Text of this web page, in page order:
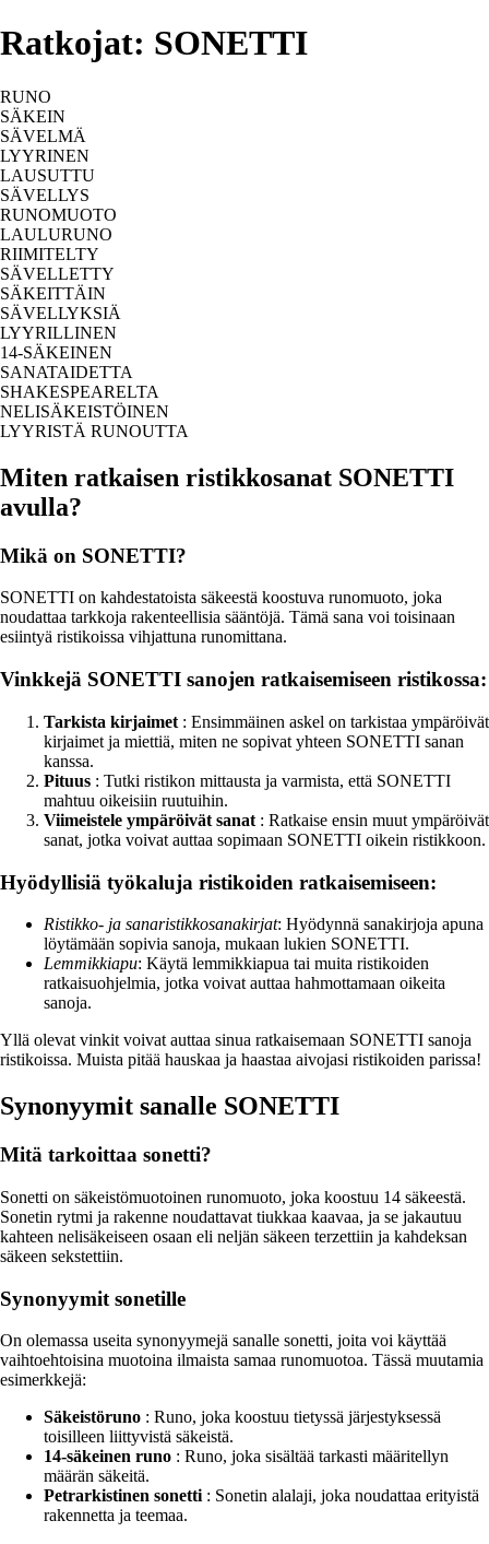
Ratkojat: SONETTI
RUNO
SÄKEIN
SÄVELMÄ
LYYRINEN
LAUSUTTU
SÄVELLYS
RUNOMUOTO
LAULURUNO
RIIMITELTY
SÄVELLETTY
SÄKEITTÄIN
SÄVELLYKSIÄ
LYYRILLINEN
14-SÄKEINEN
SANATAIDETTA
SHAKESPEARELTA
NELISÄKEISTÖINEN
LYYRISTÄ RUNOUTTA
Miten ratkaisen ristikkosanat SONETTI
avulla?
Mikä on SONETTI?
SONETTI on kahdestatoista säkeestä koostuva runomuoto, joka
noudattaa tarkkoja rakenteellisia sääntöjä. Tämä sana voi toisinaan
esiintyä ristikoissa vihjattuna runomittana.
Vinkkejä SONETTI sanojen ratkaisemiseen ristikossa:
Tarkista kirjaimet : Ensimmäinen askel on tarkistaa ympäröivät
kirjaimet ja miettiä, miten ne sopivat yhteen SONETTI sanan
kanssa.
Pituus : Tutki ristikon mittausta ja varmista, että SONETTI
mahtuu oikeisiin ruutuihin.
Viimeistele ympäröivät sanat : Ratkaise ensin muut ympäröivät
sanat, jotka voivat auttaa sopimaan SONETTI oikein ristikkoon.
Hyödyllisiä työkaluja ristikoiden ratkaisemiseen:
Ristikko- ja sanaristikkosanakirjat: Hyödynnä sanakirjoja apuna
löytämään sopivia sanoja, mukaan lukien SONETTI.
Lemmikkiapu: Käytä lemmikkiapua tai muita ristikoiden
ratkaisuohjelmia, jotka voivat auttaa hahmottamaan oikeita
sanoja.
Yllä olevat vinkit voivat auttaa sinua ratkaisemaan SONETTI sanoja
ristikoissa. Muista pitää hauskaa ja haastaa aivojasi ristikoiden parissa!
Synonyymit sanalle SONETTI
Mitä tarkoittaa sonetti?
Sonetti on säkeistömuotoinen runomuoto, joka koostuu 14 säkeestä.
Sonetin rytmi ja rakenne noudattavat tiukkaa kaavaa, ja se jakautuu
kahteen nelisäkeiseen osaan eli neljän säkeen terzettiin ja kahdeksan
säkeen sekstettiin.
Synonyymit sonetille
On olemassa useita synonyymejä sanalle sonetti, joita voi käyttää
vaihtoehtoisina muotoina ilmaista samaa runomuotoa. Tässä muutamia
esimerkkejä:
Säkeistöruno : Runo, joka koostuu tietyssä järjestyksessä
toisilleen liittyvistä säkeistä.
14-säkeinen runo : Runo, joka sisältää tarkasti määritellyn
määrän säkeitä.
Petrarkistinen sonetti : Sonetin alalaji, joka noudattaa erityistä
rakennetta ja teemaa.